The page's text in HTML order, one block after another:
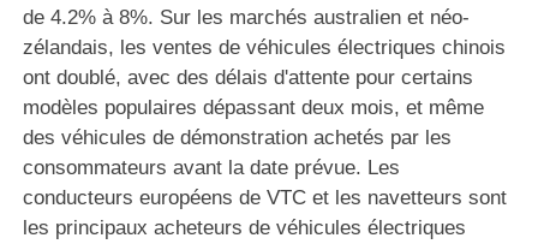
de 4.2% à 8%. Sur les marchés australien et néo-
zélandais, les ventes de véhicules électriques chinois
ont doublé, avec des délais d'attente pour certains
modèles populaires dépassant deux mois, et même
des véhicules de démonstration achetés par les
consommateurs avant la date prévue. Les
conducteurs européens de VTC et les navetteurs sont
les principaux acheteurs de véhicules électriques